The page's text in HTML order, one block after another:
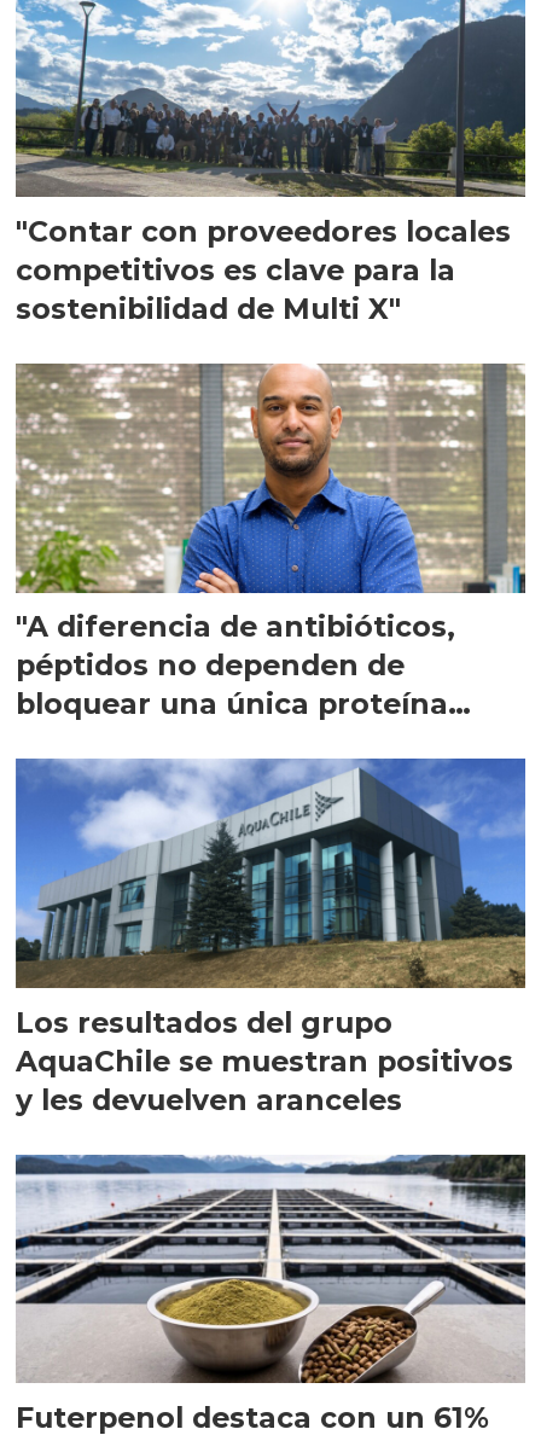
"Contar con proveedores locales
competitivos es clave para la
sostenibilidad de Multi X"
"A diferencia de antibióticos,
péptidos no dependen de
bloquear una única proteína
Los resultados del grupo
AquaChile se muestran positivos
y les devuelven aranceles
Futerpenol destaca con un 61%